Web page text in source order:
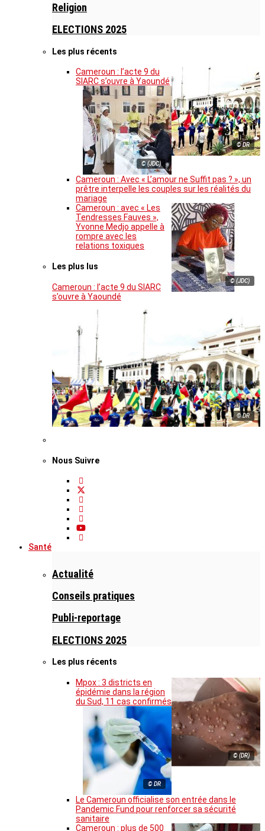
Religion
ELECTIONS 2025
Les plus récents
© DR
Cameroun : l’acte 9 du
SIARC s’ouvre à Yaoundé
© (JDC)
Cameroun : Avec « L’amour ne Suffit pas ? », un
prêtre interpelle les couples sur les réalités du
mariage
© (JDC)
Cameroun : avec « Les
Tendresses Fauves »,
Yvonne Medjo appelle à
rompre avec les
relations toxiques
Les plus lus
Cameroun : l’acte 9 du SIARC
s’ouvre à Yaoundé
© DR
Nous Suivre
Santé
Actualité
Conseils pratiques
Publi-reportage
ELECTIONS 2025
Les plus récents
© (DR)
Mpox : 3 districts en
épidémie dans la région
du Sud, 11 cas confirmés
© DR
Le Cameroun officialise son entrée dans le
Pandemic Fund pour renforcer sa sécurité
sanitaire
Cameroun : plus de 500